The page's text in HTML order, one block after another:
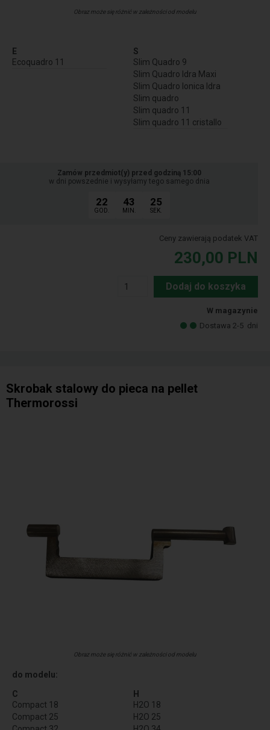
Obraz może się różnić w zależności od modelu
E
Ecoquadro 11
S
Slim Quadro 9
Slim Quadro Idra Maxi
Slim Quadro Ionica Idra
Slim quadro
Slim quadro 11
Slim quadro 11 cristallo
Zamów przedmiot(y) przed godziną 15:00
w dni powszednie i wysyłamy tego samego dnia
22
GOD.
43
MIN.
24
SEK.
Ceny zawierają podatek VAT
230,00 PLN
Dodaj do koszyka
W magazynie
Dostawa 2-5 dni
Skrobak stalowy do pieca na pellet
Thermorossi
Obraz może się różnić w zależności od modelu
do modelu:
C
Compact 18
Compact 25
H
H2O 18
H2O 25